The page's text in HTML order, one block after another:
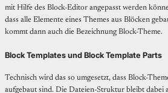
mit Hilfe des Block-Editor angepasst werden
dass alle Elemente eines Themes aus Blöcken
kommt dann auch die Bezeichnung Block-Theme.
Block Templates und Block Template Parts
Technisch wird das so umgesetzt, dass Block-
aufgebaut sind. Die Dateien-Struktur bleibt dabei